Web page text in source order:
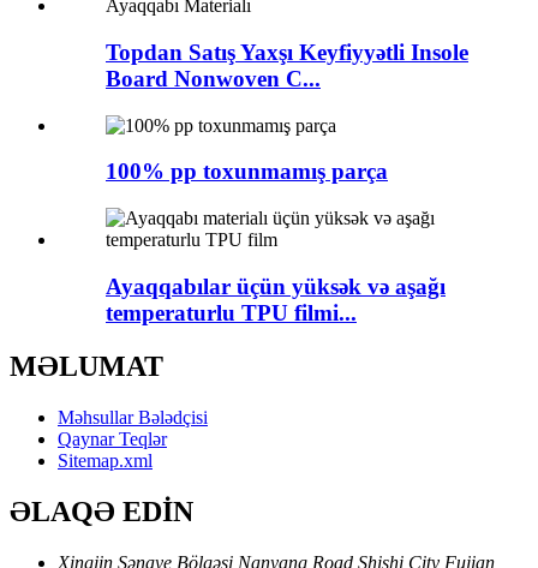
Topdan Satış Yaxşı Keyfiyyətli Insole
Board Nonwoven C...
100% pp toxunmamış parça
Ayaqqabılar üçün yüksək və aşağı
temperaturlu TPU filmi...
MƏLUMAT
Məhsullar Bələdçisi
Qaynar Teqlər
Sitemap.xml
ƏLAQƏ EDİN
Xingjin Sənaye Bölgəsi Nanyang Road Shishi City Fujian